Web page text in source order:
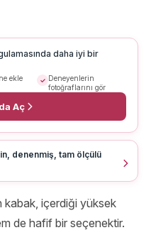
daha iyi bir
ekle
Deneyenlerin
fotoğraflarını gör
Aç
denenmiş, tam ölçülü
kabak, içerdiği yüksek
de hafif bir seçenektir.